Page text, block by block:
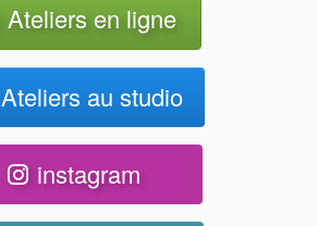
Ateliers en ligne
Ateliers au studio
instagram